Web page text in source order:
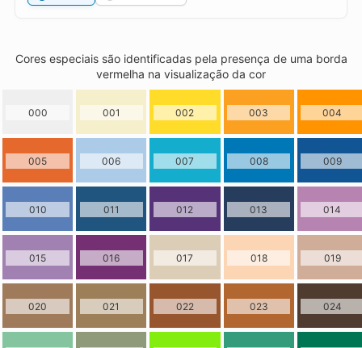
Cores especiais são identificadas pela presença de uma borda
vermelha na visualização da cor
000 001 002 003 004
005 006 007 008 009
010 011 012 013 014
015 016 017 018 019
020 021 022 023 024